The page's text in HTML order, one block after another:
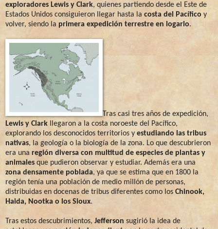
exploradores Lewis y Clark, quienes partiendo desde el Este de
Estados Unidos consiguieron llegar hasta la costa del Pacífico y
volver, siendo la primera expedición terrestre en logarlo.
Tras casi tres años de expedición,
Lewis y Clark llegaron a la costa noroeste del Pacífico,
explorando los desconocidos territorios y estudiando las tribus
nativas, la geología o la biología de la zona. Lo que descubrieron
era una región diversa con multitud de especies de plantas y
animales que pudieron observar y estudiar. Además era una
zona densamente poblada, ya que se estima que en 1800 la
región tenía una población de medio millón de personas,
distribuidas en docenas de tribus diferentes como los Chinook,
Haida, Nootka o los Sioux.
Tras estos descubrimientos, Jefferson sugirió la idea de